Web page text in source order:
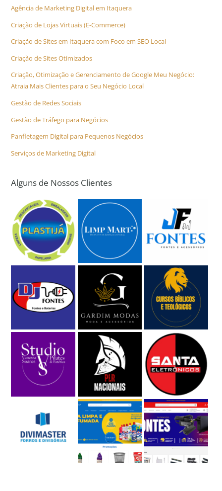
Agência de Marketing Digital em Itaquera
Criação de Lojas Virtuais (E-Commerce)
Criação de Sites em Itaquera com Foco em SEO Local
Criação de Sites Otimizados
Criação, Otimização e Gerenciamento de Google Meu Negócio:
Atraia Mais Clientes para o Seu Negócio Local
Gestão de Redes Sociais
Gestão de Tráfego para Negócios
Panfletagem Digital para Pequenos Negócios
Serviços de Marketing Digital
Alguns de Nossos Clientes